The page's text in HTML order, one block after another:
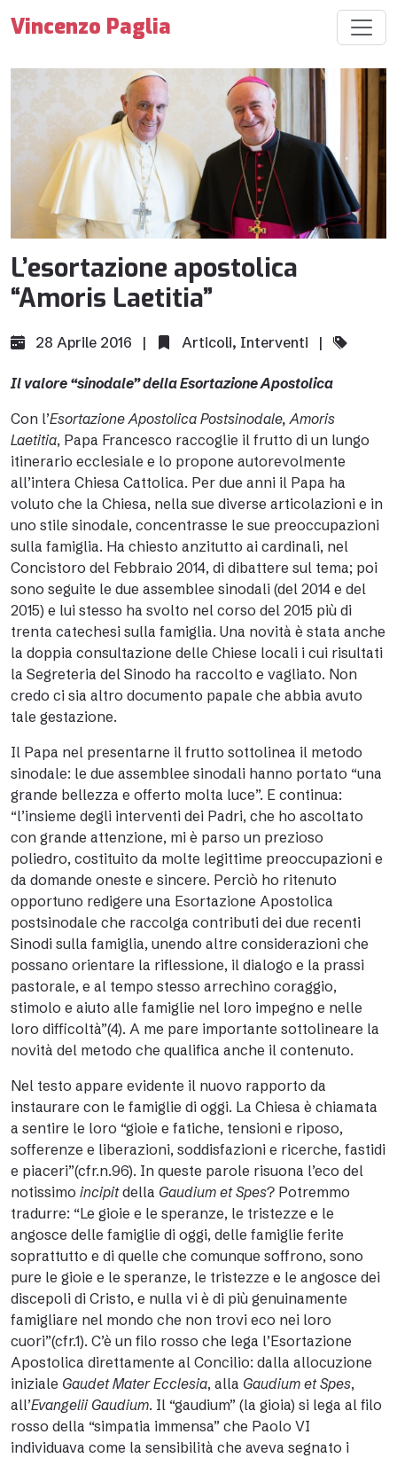
Vincenzo Paglia
L’esortazione apostolica
“Amoris Laetitia”
28 Aprile 2016 | Articoli, Interventi |
Il valore “sinodale” della Esortazione Apostolica
Con l’Esortazione Apostolica Postsinodale, Amoris
Laetitia, Papa Francesco raccoglie il frutto di un lungo
itinerario ecclesiale e lo propone autorevolmente
all’intera Chiesa Cattolica. Per due anni il Papa ha
voluto che la Chiesa, nella sue diverse articolazioni e in
uno stile sinodale, concentrasse le sue preoccupazioni
sulla famiglia. Ha chiesto anzitutto ai cardinali, nel
Concistoro del Febbraio 2014, di dibattere sul tema; poi
sono seguite le due assemblee sinodali (del 2014 e del
2015) e lui stesso ha svolto nel corso del 2015 più di
trenta catechesi sulla famiglia. Una novità è stata anche
la doppia consultazione delle Chiese locali i cui risultati
la Segreteria del Sinodo ha raccolto e vagliato. Non
credo ci sia altro documento papale che abbia avuto
tale gestazione.
Il Papa nel presentarne il frutto sottolinea il metodo
sinodale: le due assemblee sinodali hanno portato “una
grande bellezza e offerto molta luce”. E continua:
“l’insieme degli interventi dei Padri, che ho ascoltato
con grande attenzione, mi è parso un prezioso
poliedro, costituito da molte legittime preoccupazioni e
da domande oneste e sincere. Perciò ho ritenuto
opportuno redigere una Esortazione Apostolica
postsinodale che raccolga contributi dei due recenti
Sinodi sulla famiglia, unendo altre considerazioni che
possano orientare la riflessione, il dialogo e la prassi
pastorale, e al tempo stesso arrechino coraggio,
stimolo e aiuto alle famiglie nel loro impegno e nelle
loro difficoltà”(4). A me pare importante sottolineare la
novità del metodo che qualifica anche il contenuto.
Nel testo appare evidente il nuovo rapporto da
instaurare con le famiglie di oggi. La Chiesa è chiamata
a sentire le loro “gioie e fatiche, tensioni e riposo,
sofferenze e liberazioni, soddisfazioni e ricerche, fastidi
e piaceri”(cfr.n.96). In queste parole risuona l’eco del
notissimo incipitdella Gaudium et Spes? Potremmo
tradurre: “Le gioie e le speranze, le tristezze e le
angosce delle famiglie di oggi, delle famiglie ferite
soprattutto e di quelle che comunque soffrono, sono
pure le gioie e le speranze, le tristezze e le angosce dei
discepoli di Cristo, e nulla vi è di più genuinamente
famigliare nel mondo che non trovi eco nei loro
cuori”(cfr.1). C’è un filo rosso che lega l’Esortazione
Apostolica direttamente al Concilio: dalla allocuzione
iniziale Gaudet Mater Ecclesia, alla Gaudium et Spes,
all’Evangelii Gaudium. Il “gaudium” (la gioia) si lega al filo
rosso della “simpatia immensa” che Paolo VI
individuava come la sensibilità che aveva segnato i